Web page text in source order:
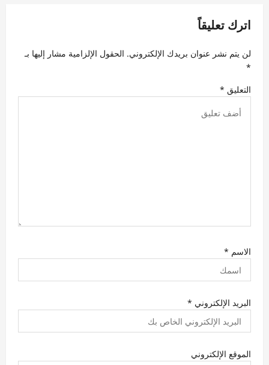
ا
ل
ا
ت
اترك تعليقاً
لن يتم نشر عنوان بريدك الإلكتروني. الحقول الإلزامية مشار إليها بـ
*
التعليق *
الاسم *
البريد الإلكتروني *
الموقع الإلكتروني